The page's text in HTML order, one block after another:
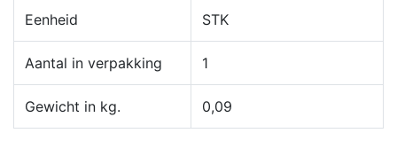
Eenheid STK
Aantal in verpakking 1
Gewicht in kg. 0,09